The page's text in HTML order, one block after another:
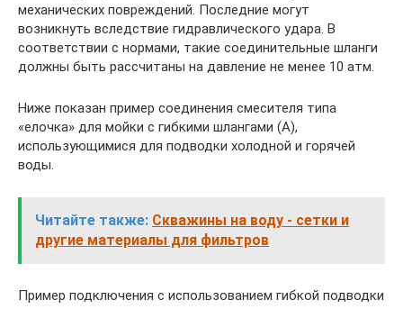
механических повреждений. Последние могут
возникнуть вследствие гидравлического удара. В
соответствии с нормами, такие соединительные шланги
должны быть рассчитаны на давление не менее 10 атм.
Ниже показан пример соединения смесителя типа
«елочка» для мойки с гибкими шлангами (А),
использующимися для подводки холодной и горячей
воды.
Читайте также: Скважины на воду - сетки и
другие материалы для фильтров
Пример подключения с использованием гибкой подводки